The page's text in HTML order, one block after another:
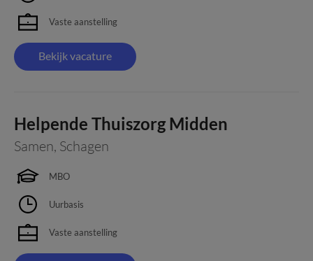
Vaste aanstelling
Bekijk vacature
Helpende Thuiszorg Midden
Samen, Schagen
MBO
Uurbasis
Vaste aanstelling